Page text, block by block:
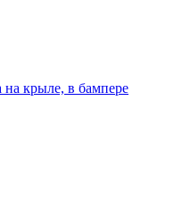
на крыле, в бампере